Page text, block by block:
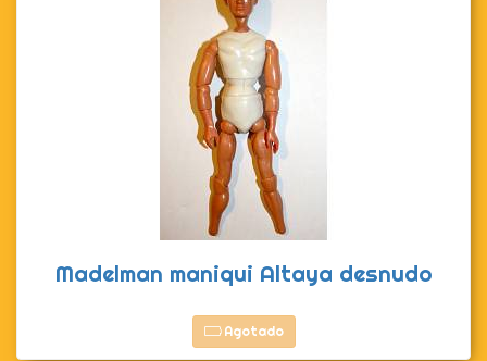
Madelman maniqui Altaya desnudo
Agotado